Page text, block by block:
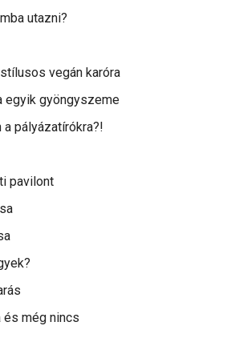
utazni?
vegán karóra
egyik gyöngyszeme
pályázatírókra?!
pavilont
még nincs